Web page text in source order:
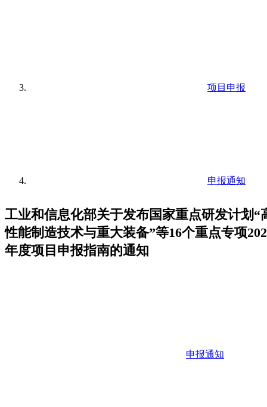
项目申报
申报通知
工业和信息化部关于发布国家重点研发计划“
性能制造技术与重大装备”等16个重点专项
年度项目申报指南的通知
申报通知